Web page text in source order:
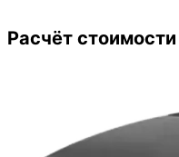
оказались очень даже
Расчёт